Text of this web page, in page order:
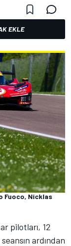
EKLE
Fuoco, Nicklas
pilotları, 12
ardından